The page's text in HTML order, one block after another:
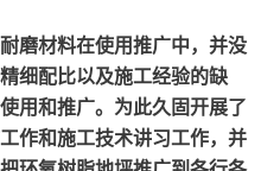
磨材料在使用推广中，并没
细配比以及施工经验的缺
用和推广。为此久固开展了
作和施工技术讲习工作，并